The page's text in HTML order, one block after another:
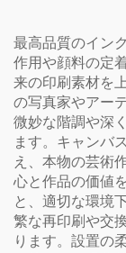
最高品質のイン
作用や顔料の定
来の印刷素材を
の写真家やアー
微妙な階調や深
ます。キャンバ
え、本物の芸術
心と作品の価値
と、適切な環境
繁な再印刷や交
ります。設置の